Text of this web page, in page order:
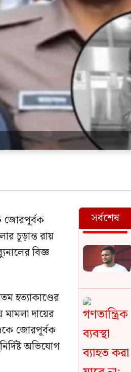
জোরপূর্বক
চূড়ান্ত রায়
বিজ্ঞ
হত্যাকাণ্ডের
মামলা দায়ের
জোরপূর্বক
অভিযোগ
সর্বশেষ